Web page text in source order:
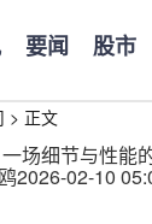
要闻 股市
> 正文
场细节与性能
2026-02-10